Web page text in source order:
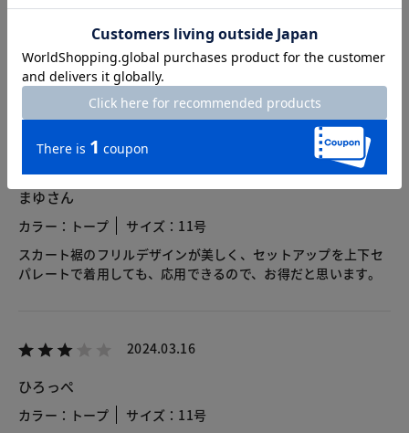
3.0 2レビュー
2025.05.09
まゆさん
カラー：トープ
サイズ：11号
スカート裾のフリルデザインが美しく、セットアップを上下セ
パレートで着用しても、応用できるので、お得だと思います。
2024.03.16
ひろっぺ
カラー：トープ
サイズ：11号